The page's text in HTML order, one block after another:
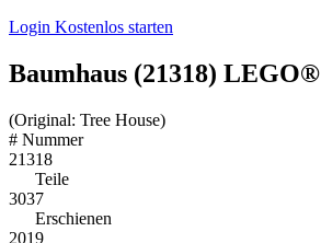
Login Kostenlos starten
Baumhaus (21318) LEGO®
(Original: Tree House)
# Nummer
21318
Teile
3037
Erschienen
2019